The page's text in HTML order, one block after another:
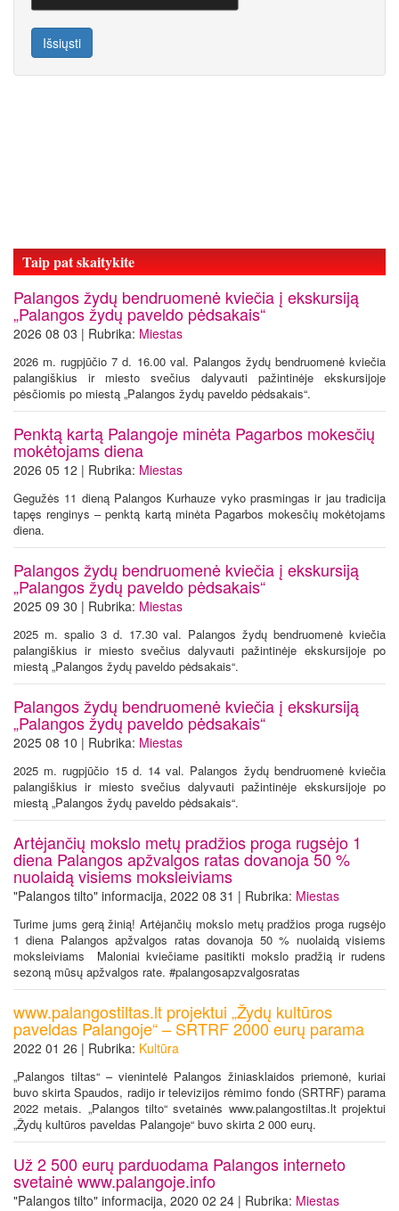
Išsiųsti
Taip pat skaitykite
Palangos žydų bendruomenė kviečia į ekskursiją
„Palangos žydų paveldo pėdsakais“
2026 08 03 | Rubrika: Miestas
2026 m. rugpjūčio 7 d. 16.00 val. Palangos žydų bendruomenė kviečia
palangiškius ir miesto svečius dalyvauti pažintinėje ekskursijoje
pėsčiomis po miestą „Palangos žydų paveldo pėdsakais“.
Penktą kartą Palangoje minėta Pagarbos mokesčių
mokėtojams diena
2026 05 12 | Rubrika: Miestas
Gegužės 11 dieną Palangos Kurhauze vyko prasmingas ir jau tradicija
tapęs renginys – penktą kartą minėta Pagarbos mokesčių mokėtojams
diena.
Palangos žydų bendruomenė kviečia į ekskursiją
„Palangos žydų paveldo pėdsakais“
2025 09 30 | Rubrika: Miestas
2025 m. spalio 3 d. 17.30 val. Palangos žydų bendruomenė kviečia
palangiškius ir miesto svečius dalyvauti pažintinėje ekskursijoje po
miestą „Palangos žydų paveldo pėdsakais“.
Palangos žydų bendruomenė kviečia į ekskursiją
„Palangos žydų paveldo pėdsakais“
2025 08 10 | Rubrika: Miestas
2025 m. rugpjūčio 15 d. 14 val. Palangos žydų bendruomenė kviečia
palangiškius ir miesto svečius dalyvauti pažintinėje ekskursijoje po
miestą „Palangos žydų paveldo pėdsakais“.
Artėjančių mokslo metų pradžios proga rugsėjo 1
diena Palangos apžvalgos ratas dovanoja 50 %
nuolaidą visiems moksleiviams
"Palangos tilto" informacija, 2022 08 31 | Rubrika: Miestas
Turime jums gerą žinią! Artėjančių mokslo metų pradžios proga rugsėjo
1 diena Palangos apžvalgos ratas dovanoja 50 % nuolaidą visiems
moksleiviams Maloniai kviečiame pasitikti mokslo pradžią ir rudens
sezoną mūsų apžvalgos rate. #palangosapzvalgosratas
www.palangostiltas.lt projektui „Žydų kultūros
paveldas Palangoje“ – SRTRF 2000 eurų parama
2022 01 26 | Rubrika: Kultūra
„Palangos tiltas“ – vienintelė Palangos žiniasklaidos priemonė, kuriai
buvo skirta Spaudos, radijo ir televizijos rėmimo fondo (SRTRF) parama
2022 metais. „Palangos tilto“ svetainės www.palangostiltas.lt projektui
„Žydų kultūros paveldas Palangoje“ buvo skirta 2 000 eurų.
Už 2 500 eurų parduodama Palangos interneto
svetainė www.palangoje.info
"Palangos tilto" informacija, 2020 02 24 | Rubrika: Miestas